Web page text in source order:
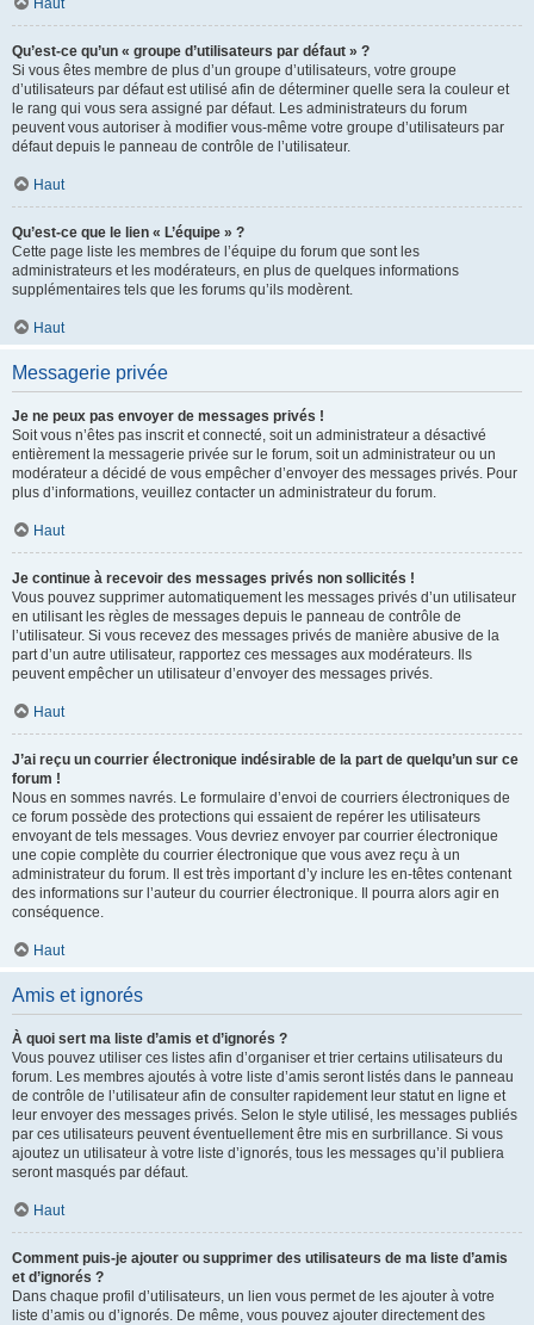
Haut
Qu’est-ce qu’un « groupe d’utilisateurs par défaut » ?
Si vous êtes membre de plus d’un groupe d’utilisateurs, votre groupe
d’utilisateurs par défaut est utilisé afin de déterminer quelle sera la couleur et
le rang qui vous sera assigné par défaut. Les administrateurs du forum
peuvent vous autoriser à modifier vous-même votre groupe d’utilisateurs par
défaut depuis le panneau de contrôle de l’utilisateur.
Haut
Qu’est-ce que le lien « L’équipe » ?
Cette page liste les membres de l’équipe du forum que sont les
administrateurs et les modérateurs, en plus de quelques informations
supplémentaires tels que les forums qu’ils modèrent.
Haut
Messagerie privée
Je ne peux pas envoyer de messages privés !
Soit vous n’êtes pas inscrit et connecté, soit un administrateur a désactivé
entièrement la messagerie privée sur le forum, soit un administrateur ou un
modérateur a décidé de vous empêcher d’envoyer des messages privés. Pour
plus d’informations, veuillez contacter un administrateur du forum.
Haut
Je continue à recevoir des messages privés non sollicités !
Vous pouvez supprimer automatiquement les messages privés d’un utilisateur
en utilisant les règles de messages depuis le panneau de contrôle de
l’utilisateur. Si vous recevez des messages privés de manière abusive de la
part d’un autre utilisateur, rapportez ces messages aux modérateurs. Ils
peuvent empêcher un utilisateur d’envoyer des messages privés.
Haut
J’ai reçu un courrier électronique indésirable de la part de quelqu’un sur ce
forum !
Nous en sommes navrés. Le formulaire d’envoi de courriers électroniques de
ce forum possède des protections qui essaient de repérer les utilisateurs
envoyant de tels messages. Vous devriez envoyer par courrier électronique
une copie complète du courrier électronique que vous avez reçu à un
administrateur du forum. Il est très important d’y inclure les en-têtes contenant
des informations sur l’auteur du courrier électronique. Il pourra alors agir en
conséquence.
Haut
Amis et ignorés
À quoi sert ma liste d’amis et d’ignorés ?
Vous pouvez utiliser ces listes afin d’organiser et trier certains utilisateurs du
forum. Les membres ajoutés à votre liste d’amis seront listés dans le panneau
de contrôle de l’utilisateur afin de consulter rapidement leur statut en ligne et
leur envoyer des messages privés. Selon le style utilisé, les messages publiés
par ces utilisateurs peuvent éventuellement être mis en surbrillance. Si vous
ajoutez un utilisateur à votre liste d’ignorés, tous les messages qu’il publiera
seront masqués par défaut.
Haut
Comment puis-je ajouter ou supprimer des utilisateurs de ma liste d’amis
et d’ignorés ?
Dans chaque profil d’utilisateurs, un lien vous permet de les ajouter à votre
liste d’amis ou d’ignorés. De même, vous pouvez ajouter directement des